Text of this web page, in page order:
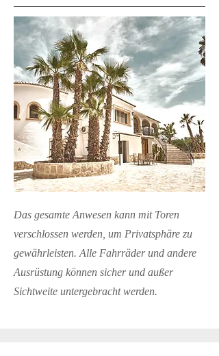
Das gesamte Anwesen kann mit Toren
verschlossen werden, um Privatsphäre zu
gewährleisten. Alle Fahrräder und andere
Ausrüstung können sicher und außer
Sichtweite untergebracht werden.